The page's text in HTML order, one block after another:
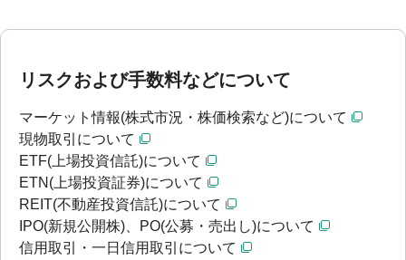
リスクおよび手数料などについて
マーケット情報(株式市況・株価検索など)について
現物取引について
ETF(上場投資信託)について
ETN(上場投資証券)について
REIT(不動産投資信託)について
IPO(新規公開株)、PO(公募・売出し)について
信用取引・一日信用取引について